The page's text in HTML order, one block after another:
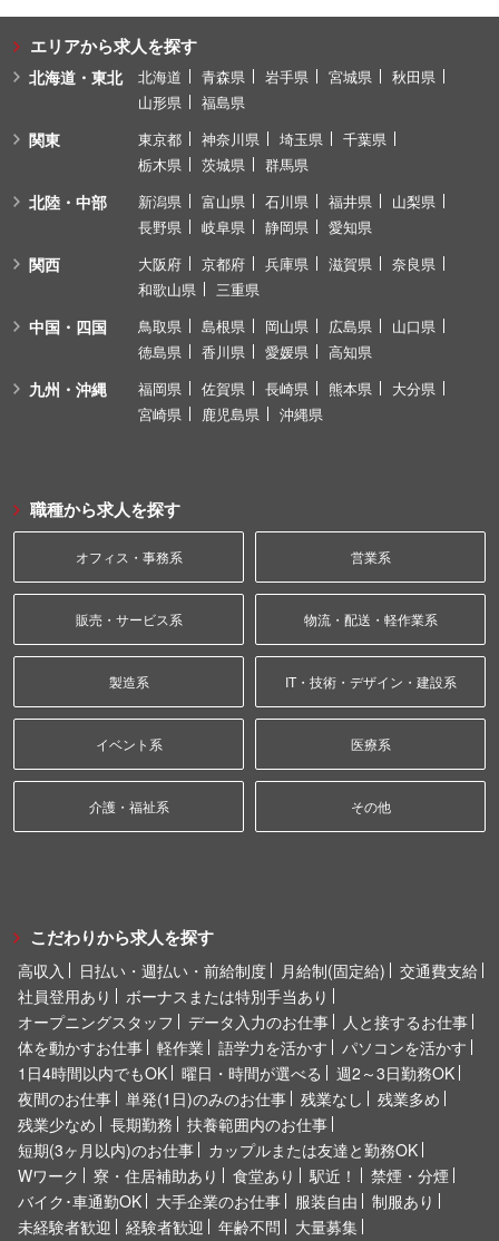
エリアから求人を探す
北海道・東北 北海道 青森県 岩手県 宮城県
秋田県
山形県
福島県
関東 東京都 神奈川県 埼玉県
千葉県
栃木県
茨城県 群馬県
北陸・中部 新潟県 富山県 石川県 福井県
山梨県
長野県
岐阜県 静岡県 愛知県
関西 大阪府 京都府 兵庫県 滋賀県
奈良県
和歌山県
三重県
中国・四国 鳥取県 島根県 岡山県 広島県
山口県
徳島県
香川県 愛媛県 高知県
九州・沖縄 福岡県 佐賀県 長崎県 熊本県
大分県
宮崎県
鹿児島県 沖縄県
職種から求人を探す
オフィス・事務系 営業系
販売・サービス系 物流・配送・軽作業系
製造系 IT・技術・デザイン・建設系
イベント系 医療系
介護・福祉系 その他
こだわりから求人を探す
高収入 日払い・週払い・前給制度 月給制(固定給)
交通費支給
社員登用あり
ボーナスまたは特別手当あり
オープニングスタッフ
データ入力のお仕事
人と接するお仕事
体を動かすお仕事
軽作業 語学力を活かす
パソコンを活かす
1日4時間以内でもOK
曜日・時間が選べる
週2～3日勤務OK
夜間のお仕事
単発(1日)のみのお仕事 残業なし
残業多め
残業少なめ
長期勤務
扶養範囲内のお仕事
短期(3ヶ月以内)のお仕事
カップルまたは友達と勤務OK
Wワーク
寮・住居補助あり 食堂あり 駅近！
禁煙・分煙
バイク･車通勤OK
大手企業のお仕事 服装自由
制服あり
未経験者歓迎
経験者歓迎 年齢不問 大量募集